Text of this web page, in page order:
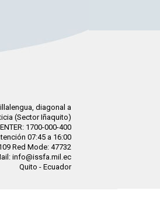
diagonal a
(Sector Iñaquito)
1700-000-400
07:45 a 16:00
Red Mode: 47732
info@issfa.mil.ec
Quito - Ecuador